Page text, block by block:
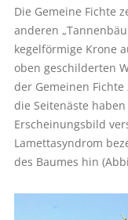
Die Gemeine Fichte
anderen
kegelförmige Krone
oben geschilderten
der Gemeinen
die Seitenäste
Erscheinungsbild
Lamettasyndrom
des Baumes hin